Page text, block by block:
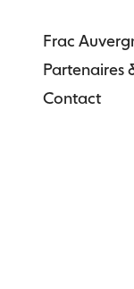
Frac
Partenaires
Contact